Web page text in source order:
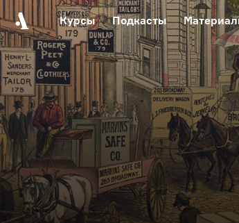
Курсы Подкасты
Автор среди нас